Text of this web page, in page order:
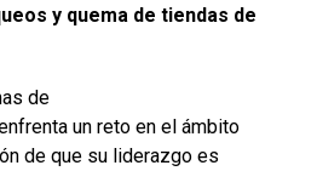
y quema de tiendas de
de
un reto en el ámbito
de que su liderazgo es